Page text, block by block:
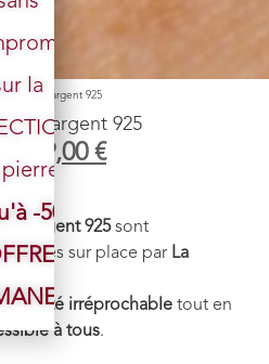
d’oreille argent 925
argent 925
€ 29,00 €
en argent 925sont
sur place par La
qualité irréprochable tout en
à tous.
la
-50%